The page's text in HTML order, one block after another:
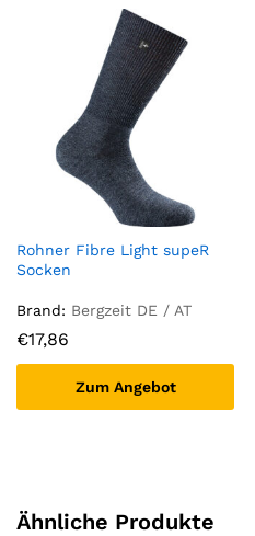
Rohner Fibre Light supeR
Socken
Brand: Bergzeit DE / AT
€17,86
Zum Angebot
Ähnliche Produkte